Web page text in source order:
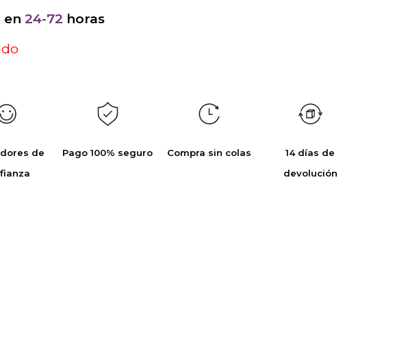
en 24-72 horas
de
Pago 100% seguro Compra sin colas
14 días de
devolución